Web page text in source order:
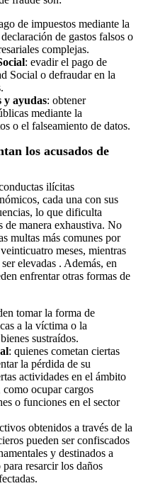
de impuestos mediante la
de gastos falsos o
complejas.
: evadir el pago de
Social o defraudar en la
y ayudas: obtener
mediante la
o el falseamiento de datos.
los acusados de
ilícitas
cada una con sus
lo que dificulta
de manera exhaustiva. No
multas más comunes por
meses, mientras
elevadas . Además, en
enfrentar otras formas de
tomar la forma de
a la víctima o la
sustraídos.
: quienes cometan ciertas
la pérdida de su
actividades en el ámbito
ocupar cargos
o funciones en el sector
obtenidos a través de la
pueden ser confiscados
y destinados a
resarcir los daños